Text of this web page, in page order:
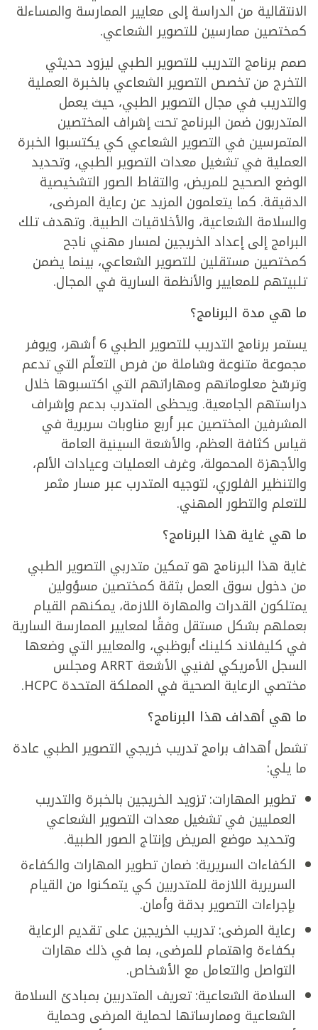
الانتقالية من الدراسة إلى معايير الممارسة والمساءلة
كمختصين ممارسين للتصوير الشعاعي.
صمم برنامج التدريب للتصوير الطبي ليزود حديثي
التخرج من تخصص التصوير الشعاعي بالخبرة العملية
والتدريب في مجال التصوير الطبي، حيث يعمل
المتدربون ضمن البرنامج تحت إشراف المختصين
المتمرسين في التصوير الشعاعي كي يكتسبوا الخبرة
العملية في تشغيل معدات التصوير الطبي، وتحديد
الوضع الصحيح للمريض، والتقاط الصور التشخيصية
الدقيقة. كما يتعلمون المزيد عن رعاية المرضى،
والسلامة الشعاعية، والأخلاقيات الطبية. وتهدف تلك
البرامج إلى إعداد الخريجين لمسار مهني ناجح
كمختصين مستقلين للتصوير الشعاعي، بينما يضمن
تلبيتهم للمعايير والأنظمة السارية في المجال.
ما هي مدة البرنامج؟
يستمر برنامج التدريب للتصوير الطبي 6 أشهر، ويوفر
مجموعة متنوعة وشاملة من فرص التعلّم التي تدعم
وترسّخ معلوماتهم ومهاراتهم التي اكتسبوها خلال
دراستهم الجامعية. ويحظى المتدرب بدعم وإشراف
المشرفين المختصين عبر أربع مناوبات سريرية في
قياس كثافة العظم، والأشعة السينية العامة
والأجهزة المحمولة، وغرف العمليات وعيادات الألم،
والتنظير الفلوري، لتوجيه المتدرب عبر مسار مثمر
للتعلم والتطور المهني.
ما هي غاية هذا البرنامج؟
غاية هذا البرنامج هو تمكين متدربي التصوير الطبي
من دخول سوق العمل بثقة كمختصين مسؤولين
يمتلكون القدرات والمهارة اللازمة، يمكنهم القيام
بعملهم بشكل مستقل وفقًا لمعايير الممارسة السارية
في كليفلاند كلينك أبوظبي، والمعايير التي وضعها
السجل الأمريكي لفنيي الأشعة ARRT ومجلس
مختصي الرعاية الصحية في المملكة المتحدة HCPC.
ما هي أهداف هذا البرنامج؟
تشمل أهداف برامج تدريب خريجي التصوير الطبي عادة
ما يلي:
تطوير المهارات: تزويد الخريجين بالخبرة والتدريب
العمليين في تشغيل معدات التصوير الشعاعي
وتحديد موضع المريض وإنتاج الصور الطبية.
الكفاءات السريرية: ضمان تطوير المهارات والكفاءة
السريرية اللازمة للمتدربين كي يتمكنوا من القيام
بإجراءات التصوير بدقة وأمان.
رعاية المرضى: تدريب الخريجين على تقديم الرعاية
بكفاءة واهتمام للمرضى، بما في ذلك مهارات
التواصل والتعامل مع الأشخاص.
السلامة الشعاعية: تعريف المتدربين بمبادئ السلامة
الشعاعية وممارساتها لحماية المرضى وحماية